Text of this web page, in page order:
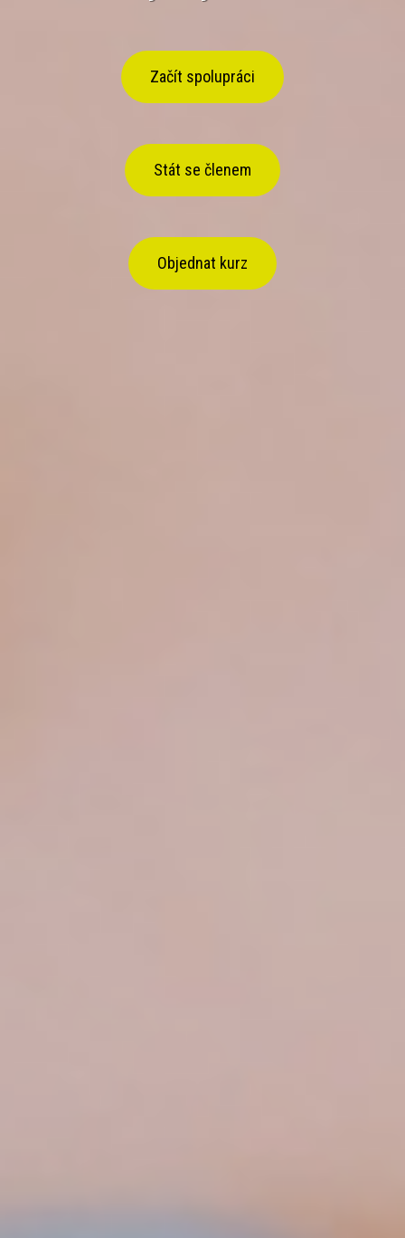
Začít spolupráci
Stát se členem
Objednat kurz